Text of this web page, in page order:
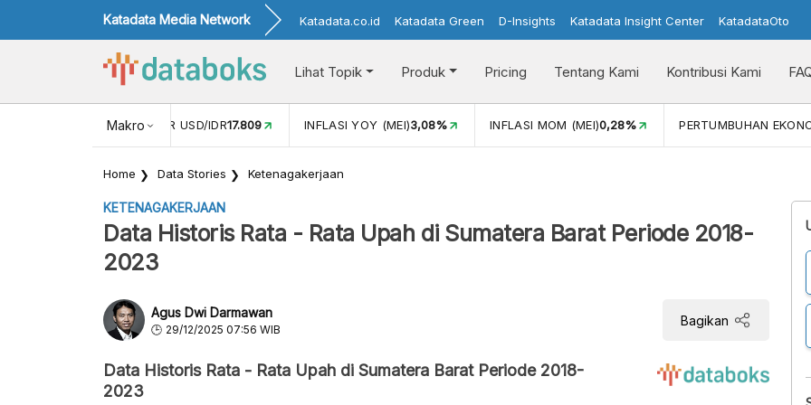
Katadata Media Network Katadata.co.id Katadata Green D-Insights Katadata Insight Center KatadataOto
Lihat Topik Produk Pricing Tentang Kami Kontribusi Kami
Makro
NILAI TUKAR USD/IDR17.809 INFLASI YOY (MEI)3,08% INFLASI MOM (MEI)0,28% PERTUMBUHAN
Home Data Stories Ketenagakerjaan
KETENAGAKERJAAN
Data Historis Rata - Rata Upah di Sumatera Barat Periode 2018-
2023
Agus Dwi Darmawan
29/12/2025 07:56 WIB
Bagikan
Data Historis Rata - Rata Upah di Sumatera Barat Periode 2018-
2023